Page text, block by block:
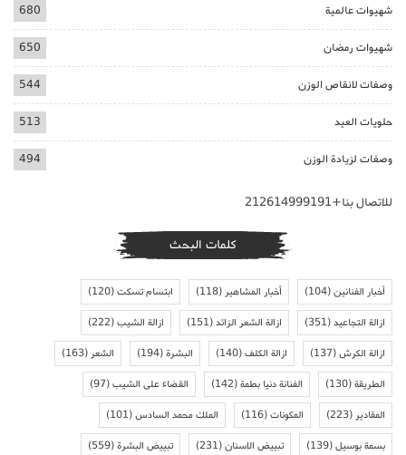
شهيوات عالمية 680
شهيوات رمضان 650
وصفات لانقاص الوزن 544
حلويات العيد 513
وصفات لزيادة الوزن 494
للاتصال بنا+212614999191
كلمات البحث
أخبار الفنانين(104) أخبار المشاهير(118) ابتسام تسكت(120)
ازالة التجاعيد(351) ازالة الشعر الزائد(151) ازالة الشيب(222)
ازالة الكرش(137) ازالة الكلف(140) البشرة(194) الشعر(163)
الطريقة(130) الفنانة دنيا بطمة(142) القضاء على الشيب(97)
المقادير(223) المكونات(116) الملك محمد السادس(101)
بسمة بوسيل(139) تبييض الاسنان(231) تبييض البشرة(559)